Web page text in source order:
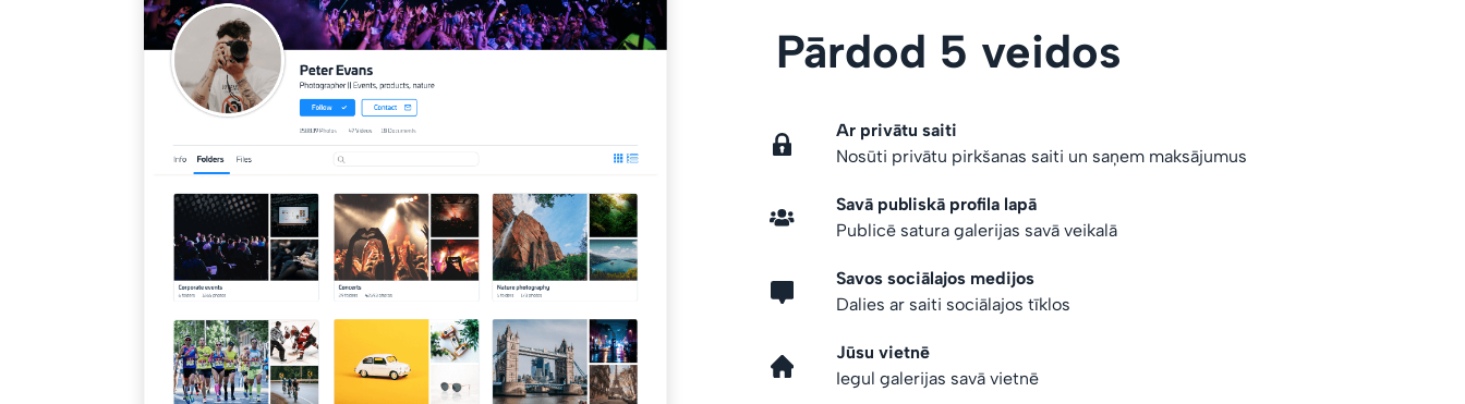
Pārdod 5 veidos
Ar privātu saiti
Nosūti privātu pirkšanas saiti un saņem maksājumus
Savā publiskā profila lapā
Publicē satura galerijas savā veikalā
Savos sociālajos medijos
Dalies ar saiti sociālajos tīklos
Jūsu vietnē
Iegul galerijas savā vietnē